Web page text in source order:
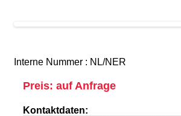
Interne Nummer : NL/NER
Preis: auf Anfrage
Kontaktdaten: